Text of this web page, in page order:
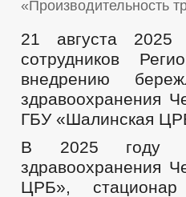
«Производительность
21 августа 2025
сотрудников
внедрению
здравоохранения
ГБУ «Шалинская
В 2025 году
здравоохранения
ЦРБ»,